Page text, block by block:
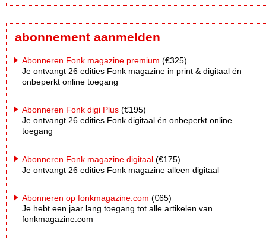
abonnement aanmelden
Abonneren Fonk magazine premium (€325)
Je ontvangt 26 edities Fonk magazine in print & digitaal én
onbeperkt online toegang
Abonneren Fonk digi Plus (€195)
Je ontvangt 26 edities Fonk digitaal én onbeperkt online
toegang
Abonneren Fonk magazine digitaal (€175)
Je ontvangt 26 edities Fonk magazine alleen digitaal
Abonneren op fonkmagazine.com (€65)
Je hebt een jaar lang toegang tot alle artikelen van
fonkmagazine.com